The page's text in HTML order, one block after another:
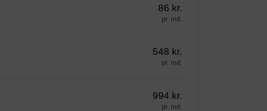
86 kr.
pr. md.
548 kr.
pr. md.
994 kr.
pr. md.